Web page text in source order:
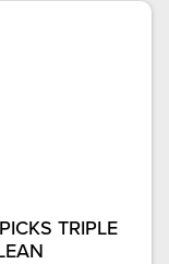
TRIPLE